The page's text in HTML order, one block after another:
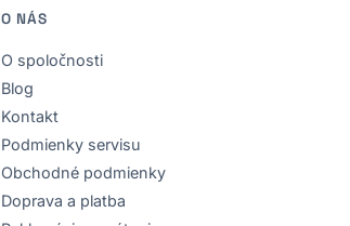
O NÁS
O spoločnosti
Blog
Kontakt
Podmienky servisu
Obchodné podmienky
Doprava a platba